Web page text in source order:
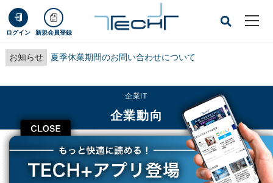
ログイン 新規会員登録
お知らせ 夏季休業期間のお問い合わせについて
CLOSE
企業IT
企業動向
TECH+ 企業IT
企業動向
東京メトロ、メガソーラー規模の東西線ソーラー発電所を完成